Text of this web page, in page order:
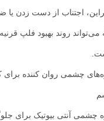
اجتناب از دست زدن یا ضربه
روند بهبود فلپ قرنیه را
چشمی روان کننده برای کنترل
آنتی بیوتیک برای